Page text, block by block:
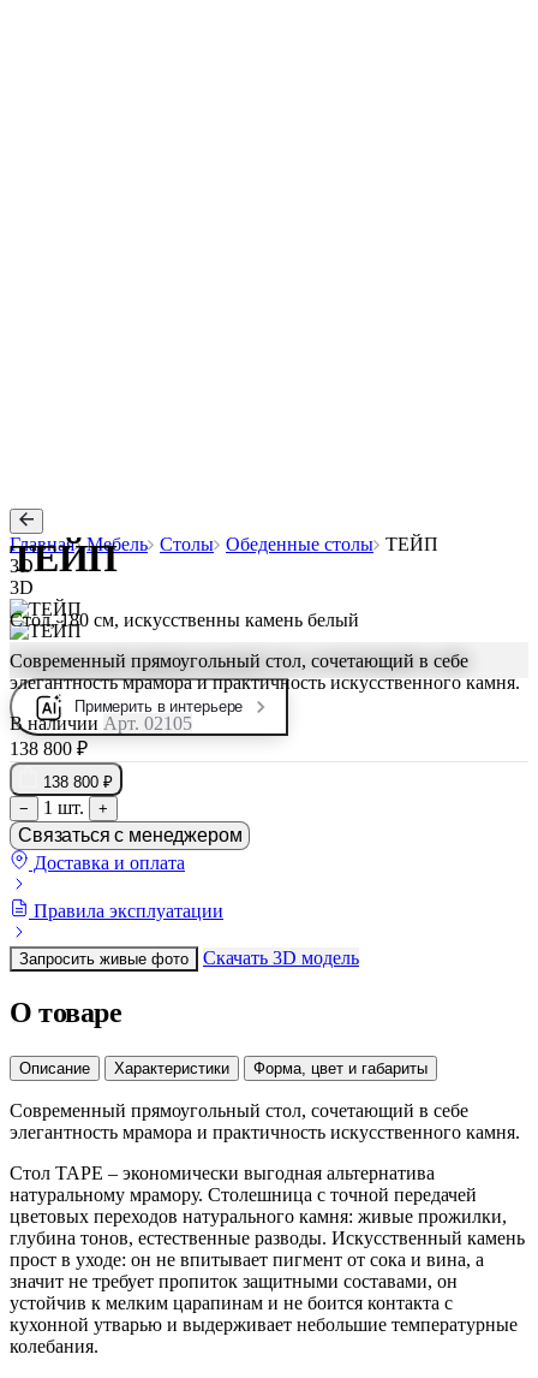
Главная Мебель Столы Обеденные столы ТЕЙП
3D
3D
Примерить в интерьере
ТЕЙП
Стол, 180 см, искусственны камень белый
Современный прямоугольный стол, сочетающий в себе
элегантность мрамора и практичность искусственного камня.
В наличии Арт. 02105
138 800 ₽
138 800 ₽
−
1 шт. +
Связаться с менеджером
Доставка и оплата
Правила эксплуатации
Запросить живые фото Скачать 3D модель
О товаре
Описание Характеристики Форма, цвет и габариты
Современный прямоугольный стол, сочетающий в себе
элегантность мрамора и практичность искусственного камня.
Стол TAPE – экономически выгодная альтернатива
натуральному мрамору. Столешница с точной передачей
цветовых переходов натурального камня: живые прожилки,
глубина тонов, естественные разводы. Искусственный камень
прост в уходе: он не впитывает пигмент от сока и вина, а
значит не требует пропиток защитными составами, он
устойчив к мелким царапинам и не боится контакта с
кухонной утварью и выдерживает небольшие температурные
колебания.